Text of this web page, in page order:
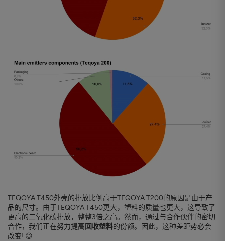
TEQOYA T450外壳的排放比例高于TEQOYA T200的原因是由于产
品的尺寸。由于TEQOYA T450更大，塑料的质量也更大，这导致了
更高的二氧化碳排放，整整3倍之高。然而，通过与合作伙伴的密切
合作，我们正在努力提高 回收塑料的份额。因此，这种差距势必会
改变! 😉